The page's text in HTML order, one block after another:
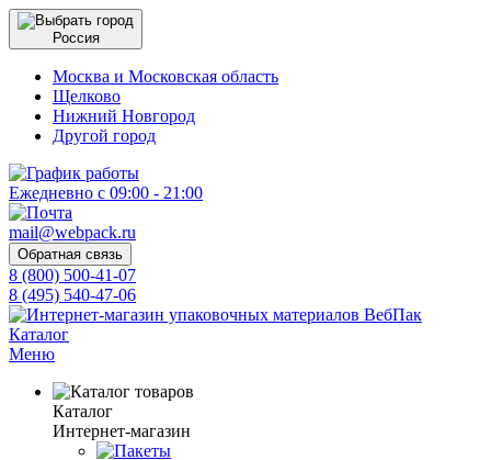
Россия
Москва и Московская область
Щелково
Нижний Новгород
Другой город
Ежедневно с 09:00 - 21:00
mail@webpack.ru
Обратная связь
8 (800) 500-41-07
8 (495) 540-47-06
Каталог
Меню
Каталог
Интернет-магазин